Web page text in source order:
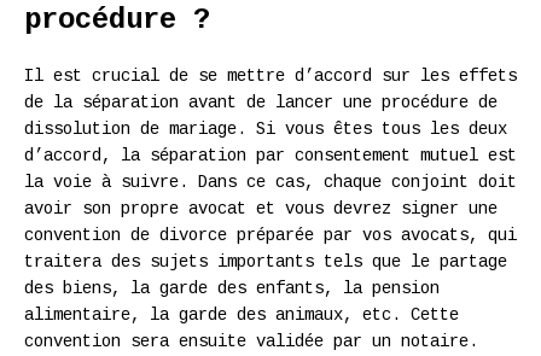
procédure ?
Il est crucial de se mettre d’accord sur les effets
de la séparation avant de lancer une procédure de
dissolution de mariage. Si vous êtes tous les deux
d’accord, la séparation par consentement mutuel est
la voie à suivre. Dans ce cas, chaque conjoint doit
avoir son propre avocat et vous devrez signer une
convention de divorce préparée par vos avocats, qui
traitera des sujets importants tels que le partage
des biens, la garde des enfants, la pension
alimentaire, la garde des animaux, etc. Cette
convention sera ensuite validée par un notaire.